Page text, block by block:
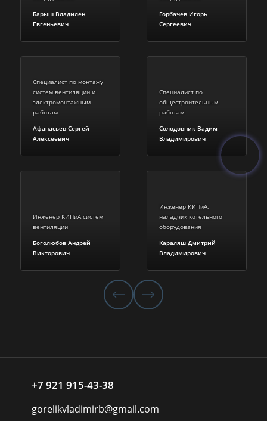
Барыш Владилен
Евгеньевич
Горбачев Игорь
Сергеевич
Специалист по монтажу
систем вентиляции и
электромонтажным
работам
Афанасьев Сергей
Алексеевич
Специалист по
общестроительным
работам
Солодовник Вадим
Владимирович
Инженер КИПиА систем
вентиляции
Боголюбов Андрей
Викторович
Инженер КИПиА,
наладчик котельного
оборудования
Караляш Дмитрий
Владимирович
+7 921 915-43-38
gorelikvladimirb@gmail.com